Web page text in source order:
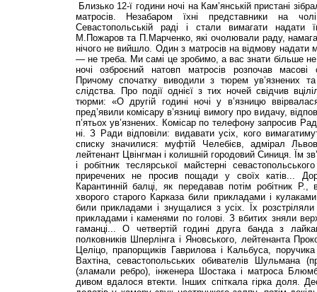
Близько 12-ї години ночі на Кам’янській пристані
матросів. Незабаром їхні представники на
Севастопольській раді і стали вимагати надати
М.Пожаров та П.Марченко, які очолювали раду,
нічого не вийшло. Один з матросів на відмову надати
— не треба. Ми самі це зробимо, а вас знати більше
ночі озброєний натовп матросів розпочав масові
Причому спочатку виводили з тюрем ув’язнених
слідства. Про події однієї з тих ночей свідчив
тюрми: «О другій годині ночі у в’язницю
пред’явили комісару в’язниці вимогу про видачу,
п’ятьох ув’язнених. Комісар по телефону запросив
ні. З Ради відповіли: видавати усіх, кого
списку значилися: муфтій Челебієв, адмірал
лейтенант Цвінгман і колишній городовий Синиця. Їм
і робітник теслярської майстерні
приречених не просив пощади у своїх катів...
Карантинній балці, як передавав потім робітник Р.,
хворого старого Карказа били прикладами і
били прикладами і знущалися з усіх. Їх
прикладами і каменями по голові. З вбитих зняли
гаманці... О четвертій годині друга банда з
полковників Шперлінга і Яновського, лейтенанта
Целіцо, прапорщиків Гаврилова і Кальбуса,
Вахтіна, севастопольських обивателів Шульмана
(зламали ребро), інженера Шостака і матроса
дивом вдалося втекти. Інших спіткала гірка доля.